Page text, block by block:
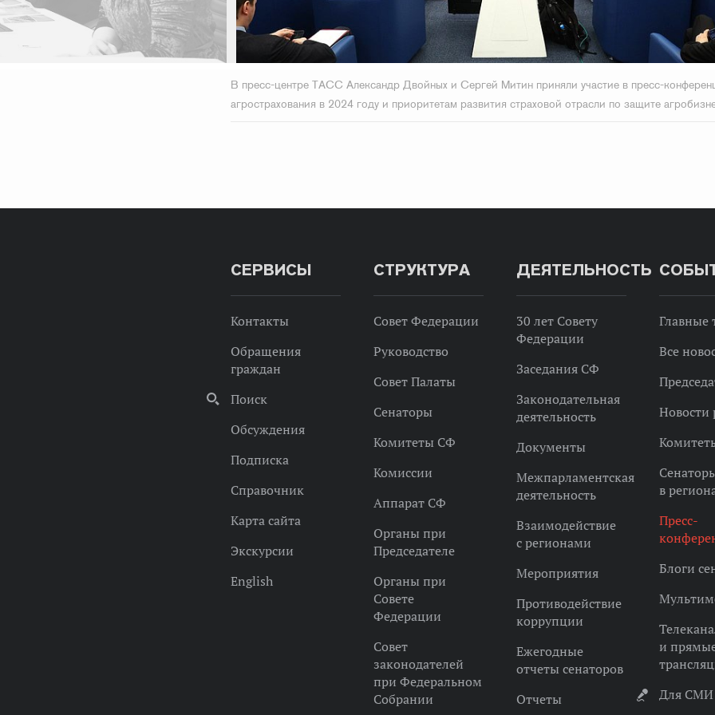
В пресс-центре ТАСС Александр Двойных и Сергей Митин приняли участие в пресс-
агрострахования в 2024 году и приоритетам развития страховой отрасли по защите
СЕРВИСЫ
Контакты
Обращения
граждан
Поиск
Обсуждения
Подписка
Справочник
Карта сайта
Экскурсии
English
СТРУКТУРА
Совет Федерации
Руководство
Совет Палаты
Сенаторы
Комитеты СФ
Комиссии
Аппарат СФ
Органы при
Председателе
Органы при
Совете
Федерации
Совет
законодателей
при Федеральном
Собрании
ДЕЯТЕЛЬНОСТЬ
30 лет Совету
Федерации
Заседания СФ
Законодательная
деятельность
Документы
Межпарламентская
деятельность
Взаимодействие
с регионами
Мероприятия
Противодействие
коррупции
Ежегодные
отчеты сенаторов
Отчеты
Главные
Все
Новости
в
Пресс-
Блоги
и
Для СМИ